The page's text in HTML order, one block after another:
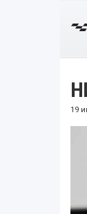
19